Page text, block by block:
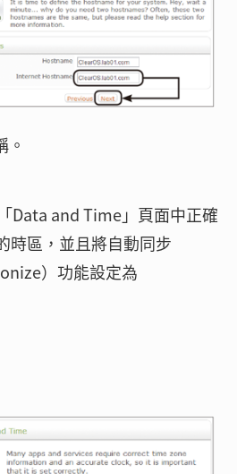
Data and Time」頁面中正確
時區，並且將自動同步
）功能設定為